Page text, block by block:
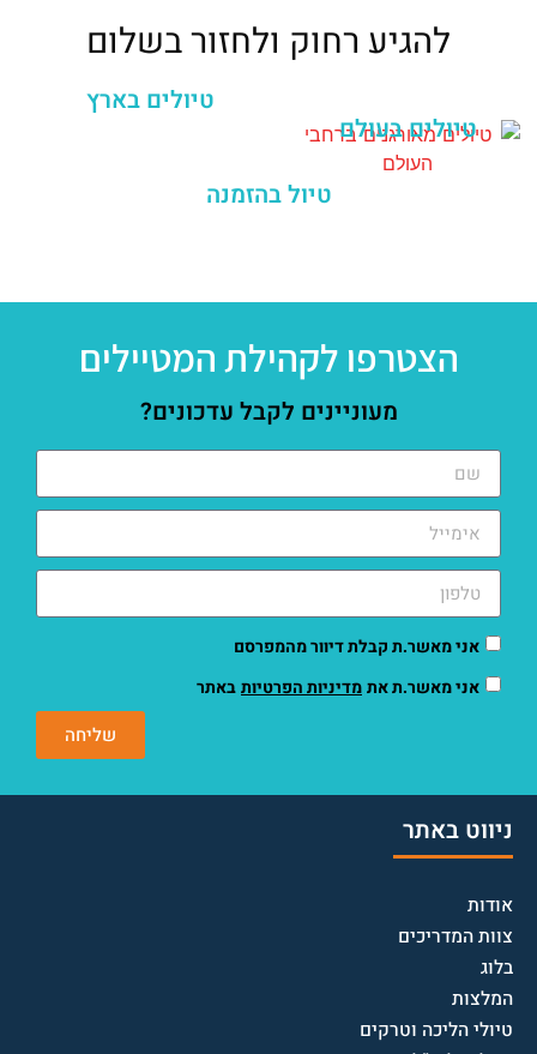
להגיע רחוק ולחזור בשלום
טיולים בעולם
טיולים בארץ
טיול בהזמנה
הצטרפו לקהילת המטיילים
מעוניינים לקבל עדכונים?
אני מאשר.ת קבלת דיוור מהמפרסם
אני מאשר.ת אתמדיניות הפרטיותבאתר
שליחה
ניווט באתר
אודות
צוות המדריכים
בלוג
המלצות
טיולי הליכה וטרקים